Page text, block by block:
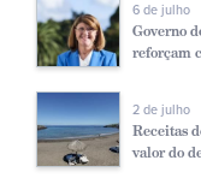
6 de julho
Governo
reforçam
2 de julho
Receitas
valor do